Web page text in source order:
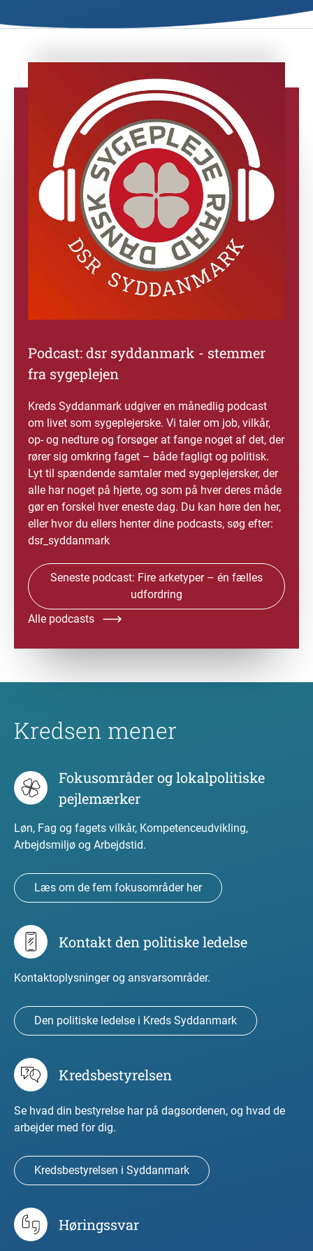
Podcast: dsr syddanmark - stemmer
fra sygeplejen
Kreds Syddanmark udgiver en månedlig podcast
om livet som sygeplejerske. Vi taler om job, vilkår,
op- og nedture og forsøger at fange noget af det, der
rører sig omkring faget – både fagligt og politisk.
Lyt til spændende samtaler med sygeplejersker, der
alle har noget på hjerte, og som på hver deres måde
gør en forskel hver eneste dag. Du kan høre den her,
eller hvor du ellers henter dine podcasts, søg efter:
dsr_syddanmark
Seneste podcast: Fire arketyper – én fælles
udfordring
Alle podcasts
Kredsen mener
Fokusområder og lokalpolitiske
pejlemærker
Løn, Fag og fagets vilkår, Kompetenceudvikling,
Arbejdsmiljø og Arbejdstid.
Læs om de fem fokusområder her
Kontakt den politiske ledelse
Kontaktoplysninger og ansvarsområder.
Den politiske ledelse i Kreds Syddanmark
Kredsbestyrelsen
Se hvad din bestyrelse har på dagsordenen, og hvad de
arbejder med for dig.
Kredsbestyrelsen i Syddanmark
Høringssvar